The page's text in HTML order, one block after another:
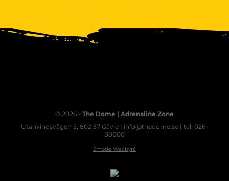
© 2026 - The Dome | Adrenaline Zone
Utanvindsvägen 5, 802 57 Gävle | info@thedome.se | tel. 026-
38000
Smode Webbyrå